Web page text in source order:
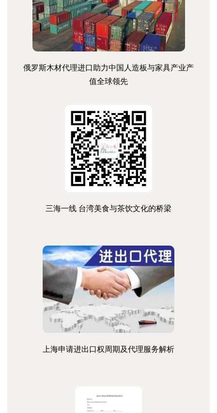
俄罗斯木材代理进口助力中国人造板与家具产业产
值全球领先
三海一线 台湾美食与茶饮文化的桥梁
上海申请进出口权周期及代理服务解析